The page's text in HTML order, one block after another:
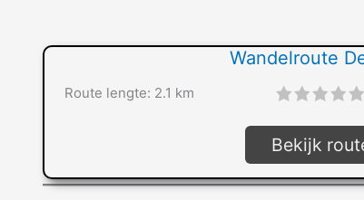
Wandelroute
Route lengte: 2.1 km
Bekijk